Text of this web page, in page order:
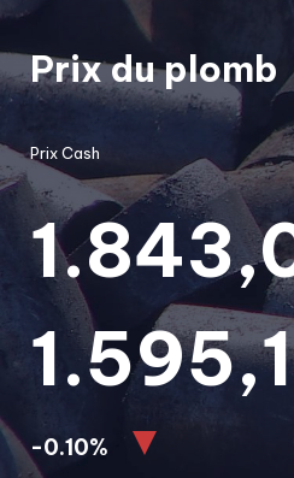
Prix du plomb
Prix Cash
-0.10%